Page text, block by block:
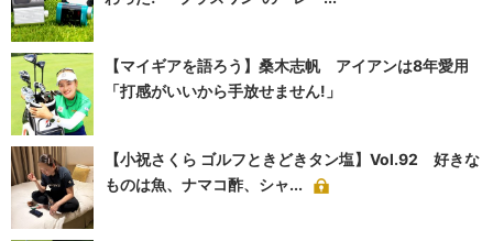
【マイギアを語ろう】桑木志帆 アイアンは8年愛用
「打感がいいから手放せません!」
【小祝さくら ゴルフときどきタン塩】Vol.92 好きな
ものは魚、ナマコ酢、シャ...